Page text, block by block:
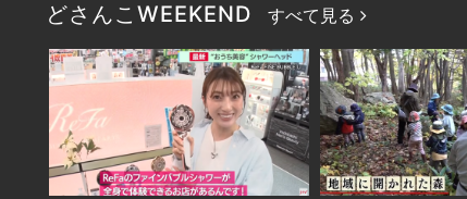
どさんこWEEKEND すべて見る